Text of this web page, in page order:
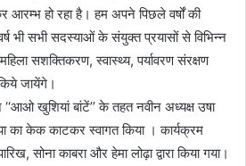
आरम्भ हो रहा है। हम अपने पिछले वर्षों की
भी सभी सदस्याओं के संयुक्त प्रयासों से विभिन्न
सशक्तिकरण, स्वास्थ्य, पर्यावरण संरक्षण
जायेंगे।
खुशियां बांटें’’ के तहत नवीन अध्यक्ष उषा
का केक काटकर स्वागत किया । कार्यक्रम
सोना काबरा और हेमा लोढ़ा द्वारा किया गया।